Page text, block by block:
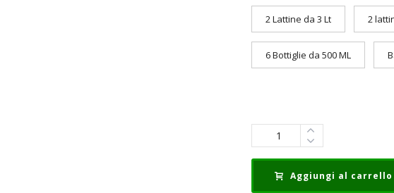
2 Lattine da 3 Lt 2
6 Bottiglie da 500 ML
Quantità
Aggiungi al carrello